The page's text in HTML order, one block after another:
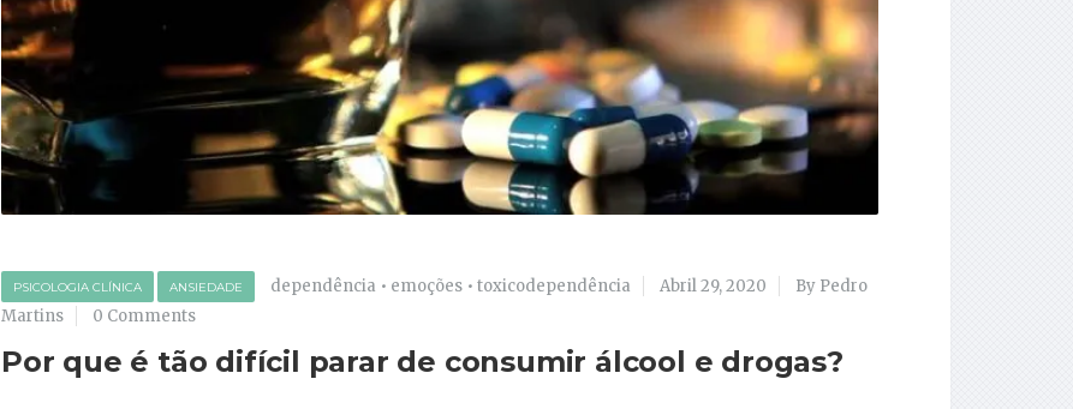
PSICOLOGIA CLÍNICA ANSIEDADE dependência • emoções • toxicodependência Abril 29, 2020
By Pedro
Martins
0 Comments
Por que é tão difícil parar de consumir álcool e drogas?